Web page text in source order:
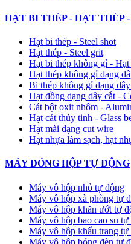
HẠT BI THÉP - HẠT THÉP
Hạt bi thép - Steel shot
Hạt thép - Steel grit
Hạt bi thép không gỉ - Hạt
Hạt thép không gỉ dạng
Bi thép không gỉ dạng
Hạt đồng dạng dây cắt -
Cát bột oxit nhôm -
Hạt cát thủy tinh - Glass
Hạt mài dạng cut wire
Hạt nhựa làm sạch, hạt
MÁY ĐÓNG HỘP TỰ ĐỘNG
Máy vô hộp nhỏ tự động
Máy vô hộp xà phòng tự
Máy vô hộp khăn ướt tự
Máy vô hộp bao cao su tự
Máy vô hộp khẩu trang tự
Máy vô hộp bóng đèn tự